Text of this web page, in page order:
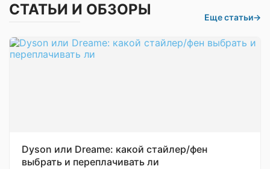
СТАТЬИ И ОБЗОРЫ Еще статьи→
Dyson или Dreame: какой стайлер/фен
выбрать и переплачивать ли